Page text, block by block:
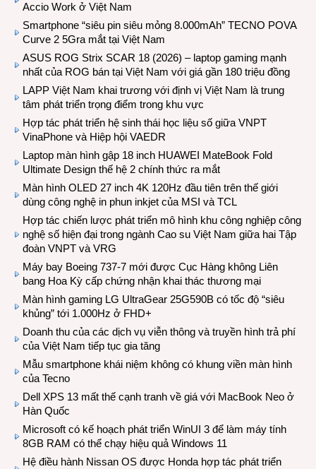
Accio Work ở Việt Nam
Smartphone “siêu pin siêu mỏng 8.000mAh” TECNO POVA
Curve 2 5Gra mắt tại Việt Nam
ASUS ROG Strix SCAR 18 (2026) – laptop gaming mạnh
nhất của ROG bán tại Việt Nam với giá gần 180 triệu đồng
LAPP Việt Nam khai trương với định vị Việt Nam là trung
tâm phát triển trọng điểm trong khu vực
Hợp tác phát triển hệ sinh thái học liệu số giữa VNPT
VinaPhone và Hiệp hội VAEDR
Laptop màn hình gập 18 inch HUAWEI MateBook Fold
Ultimate Design thế hệ 2 chính thức ra mắt
Màn hình OLED 27 inch 4K 120Hz đầu tiên trên thế giới
dùng công nghệ in phun inkjet của MSI và TCL
Hợp tác chiến lược phát triển mô hình khu công nghiệp công
nghệ số hiện đại trong ngành Cao su Việt Nam giữa hai Tập
đoàn VNPT và VRG
Máy bay Boeing 737-7 mới được Cục Hàng không Liên
bang Hoa Kỳ cấp chứng nhận khai thác thương mại
Màn hình gaming LG UltraGear 25G590B có tốc độ “siêu
khủng” tới 1.000Hz ở FHD+
Doanh thu của các dịch vụ viễn thông và truyền hình trả phí
của Việt Nam tiếp tục gia tăng
Mẫu smartphone khái niệm không có khung viền màn hình
của Tecno
Dell XPS 13 mất thế cạnh tranh về giá với MacBook Neo ở
Hàn Quốc
Microsoft có kế hoạch phát triển WinUI 3 để làm máy tính
8GB RAM có thể chạy hiệu quả Windows 11
Hệ điều hành Nissan OS được Honda hợp tác phát triển